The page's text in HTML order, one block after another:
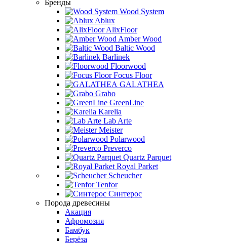
Бренды
Wood System
Ablux
AlixFloor
Amber Wood
Baltic Wood
Barlinek
Floorwood
Focus Floor
GALATHEA
Grabo
GreenLine
Karelia
Lab Arte
Meister
Polarwood
Preverco
Quartz Parquet
Royal Parket
Scheucher
Tenfor
Синтерос
Порода древесины
Акация
Афромозия
Бамбук
Берёза